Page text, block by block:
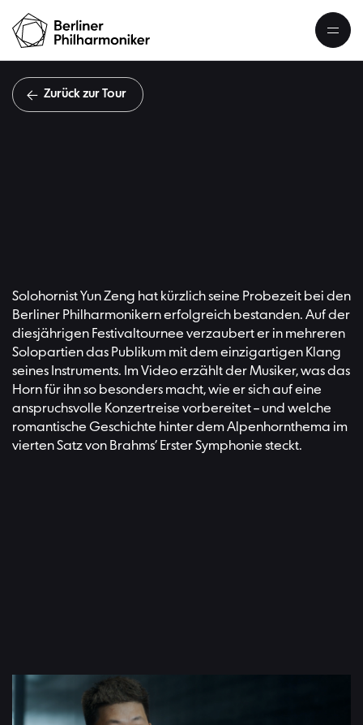
Zurück zur Tour
Solohornist Yun Zeng hat kürzlich seine Probezeit bei den
Berliner Philharmonikern erfolgreich bestanden. Auf der
diesjährigen Festivaltournee verzaubert er in mehreren
Solopartien das Publikum mit dem einzigartigen Klang
seines Instruments. Im Video erzählt der Musiker, was das
Horn für ihn so besonders macht, wie er sich auf eine
anspruchsvolle Konzertreise vorbereitet – und welche
romantische Geschichte hinter dem Alpenhornthema im
vierten Satz von Brahms’ Erster Symphonie steckt.
Video: Adam Janisch